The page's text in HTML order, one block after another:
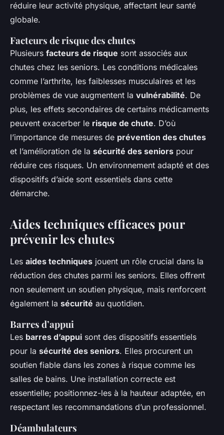
réduire leur activité physique, affectant leur santé
globale.
Facteurs de risque des chutes
Plusieurs facteurs de risque sont associés aux
chutes chez les seniors. Les conditions médicales
comme l’arthrite, les faiblesses musculaires et les
problèmes de vue augmentent la vulnérabilité. De
plus, les effets secondaires de certains médicaments
peuvent exacerber le risque de chute. D’où
l’importance de mesures de prévention des chutes
et l’amélioration de la sécurité des seniors pour
réduire ces risques. Un environnement adapté et des
dispositifs d’aide sont essentiels dans cette
démarche.
Aides techniques efficaces pour
prévenir les chutes
Les aides techniques jouent un rôle crucial dans la
réduction des chutes parmi les seniors. Elles offrent
non seulement un soutien physique, mais renforcent
également la sécurité au quotidien.
Barres d’appui
Les barres d’appui sont des dispositifs essentiels
pour la sécurité des seniors. Elles procurent un
soutien fiable dans les zones à risque comme les
salles de bains. Une installation correcte est
essentielle; positionnez-les à la hauteur adaptée, en
respectant les recommandations d’un professionnel.
Déambulateurs